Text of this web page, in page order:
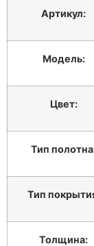
Артикул:
Модель:
Цвет:
Тип
Тип
Толщина: